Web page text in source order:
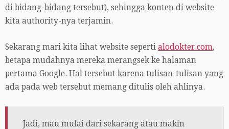
di bidang-bidang tersebut), sehingga konten di website
kita authority-nya terjamin.
Sekarang mari kita lihat website seperti alodokter.com,
betapa mudahnya mereka merangsek ke halaman
pertama Google. Hal tersebut karena tulisan-tulisan yang
ada pada web tersebut memang ditulis oleh ahlinya.
Jadi, mau mulai dari sekarang atau makin